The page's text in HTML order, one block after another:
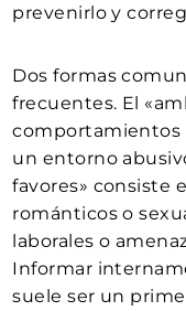
prevenirlo y
Dos formas
frecuentes. El
comportamientos
un entorno
favores» consiste
románticos o
laborales o
Informar
suele ser un